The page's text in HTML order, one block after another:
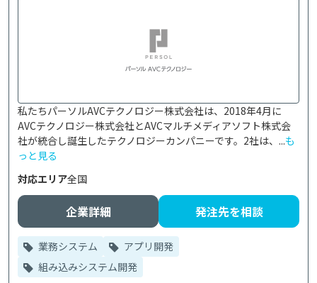
私たちパーソルAVCテクノロジー株式会社は、2018年4月に
AVCテクノロジー株式会社とAVCマルチメディアソフト株式会
社が統合し誕生したテクノロジーカンパニーです。2社は、...も
っと見る
対応エリア全国
企業詳細 発注先を相談
業務システム
アプリ開発
組み込みシステム開発